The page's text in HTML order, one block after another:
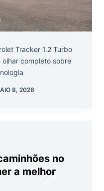
Tracker 1.2 Turbo
olhar completo sobre
8, 2026
no
a melhor